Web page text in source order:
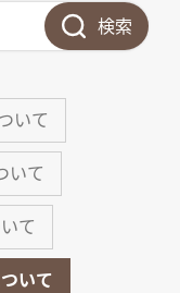
検索
いて
いて
て
いて